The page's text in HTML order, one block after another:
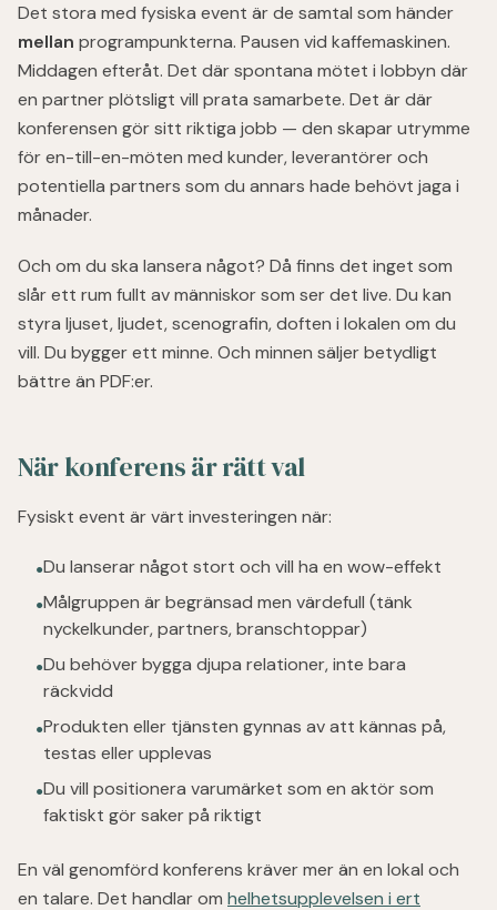
Det stora med fysiska event är de samtal som händer
mellan programpunkterna. Pausen vid kaffemaskinen.
Middagen efteråt. Det där spontana mötet i lobbyn där
en partner plötsligt vill prata samarbete. Det är där
konferensen gör sitt riktiga jobb — den skapar utrymme
för en-till-en-möten med kunder, leverantörer och
potentiella partners som du annars hade behövt jaga i
månader.
Och om du ska lansera något? Då finns det inget som
slår ett rum fullt av människor som ser det live. Du kan
styra ljuset, ljudet, scenografin, doften i lokalen om du
vill. Du bygger ett minne. Och minnen säljer betydligt
bättre än PDF:er.
När konferens är rätt val
Fysiskt event är värt investeringen när:
●Du lanserar något stort och vill ha en wow-effekt
●Målgruppen är begränsad men värdefull (tänk
nyckelkunder, partners, branschtoppar)
●Du behöver bygga djupa relationer, inte bara
räckvidd
●Produkten eller tjänsten gynnas av att kännas på,
testas eller upplevas
●Du vill positionera varumärket som en aktör som
faktiskt gör saker på riktigt
En väl genomförd konferens kräver mer än en lokal och
en talare. Det handlar om helhetsupplevelsen i ert